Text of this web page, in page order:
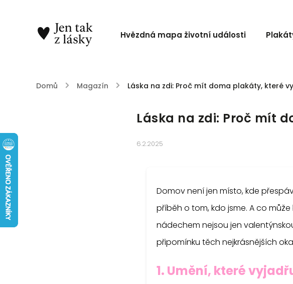
Hvězdná mapa životní události
Domů / Magazín / Láska na zdi: Proč mít doma plakáty, které
Láska na zdi: Proč mít
6.2.2025
Domov není jen místo, kde
příběh o tom, kdo jsme. A co
nádechem nejsou jen
připomínku těch nejkrásnějších
1. Umění, které